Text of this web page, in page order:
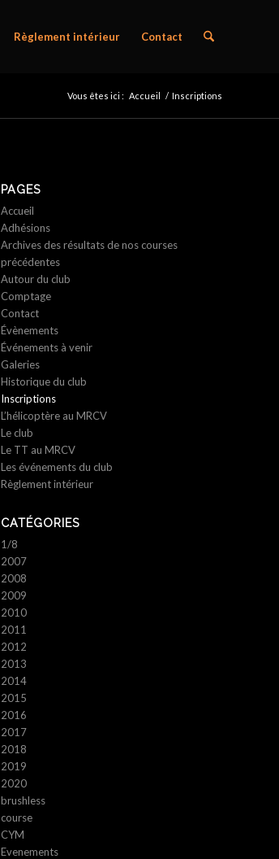
Règlement intérieur Contact
Vous êtes ici : Accueil / Inscriptions
PAGES
Accueil
Adhésions
Archives des résultats de nos courses
précédentes
Autour du club
Comptage
Contact
Évènements
Événements à venir
Galeries
Historique du club
Inscriptions
L’hélicoptère au MRCV
Le club
Le TT au MRCV
Les événements du club
Règlement intérieur
CATÉGORIES
1/8
2007
2008
2009
2010
2011
2012
2013
2014
2015
2016
2017
2018
2019
2020
brushless
course
CYM
Evenements